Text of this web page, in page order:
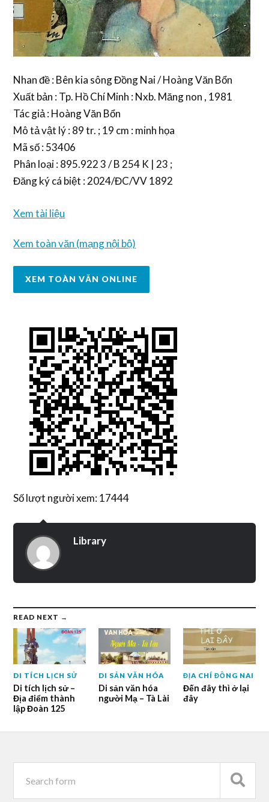
Nhan đề : Bên kia sông Đồng Nai / Hoàng Văn Bổn
Xuất bản : Tp. Hồ Chí Minh : Nxb. Măng non , 1981
Tác giả : Hoàng Văn Bổn
Mô tả vật lý : 89 tr. ; 19 cm : minh họa
Mã số : 53406
Phân loại : 895.922 3 / B 254 K | 23 ;
Đăng ký cá biệt : 2024/ĐC/VV 1892
Xem tài liệu
Xem toàn văn (mạng nội bộ)
XEM TOÀN VĂN ONLINE
Số lượt người xem: 17444
Library
READ NEXT →
DI TÍCH LỊCH SỬ
Di tích lịch sử –
Địa điểm thành
lập Đoàn 125
DI SẢN VĂN HÓA
Di sản văn hóa
người Mạ – Tà Lài
ĐỊA CHÍ ĐỒNG NAI
Đến đây thì ở lại
đây